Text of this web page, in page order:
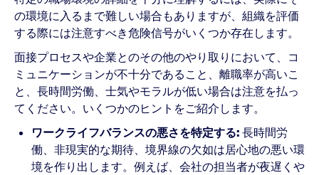
の環境に入るまで難しい場合もありますが、組織を評価
する際には注意すべき危険信号がいくつか存在します。
面接プロセスや企業とのその他のやり取りにおいて、コ
ミュニケーションが不十分であること、離職率が高いこ
と、長時間労働、士気やモラルが低い場合は注意を払っ
てください。いくつかのヒントをご紹介します。
ワークライフバランスの悪さを特定する:長時間労
働、非現実的な期待、境界線の欠如は居心地の悪い環
境を作り出します。例えば、会社の担当者が夜遅くや